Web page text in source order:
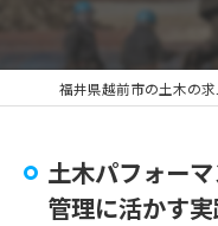
土木パフォー
管理に活かす